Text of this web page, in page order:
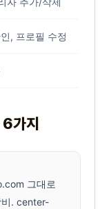
, 프로필 수정
가지
그대로
비. center-